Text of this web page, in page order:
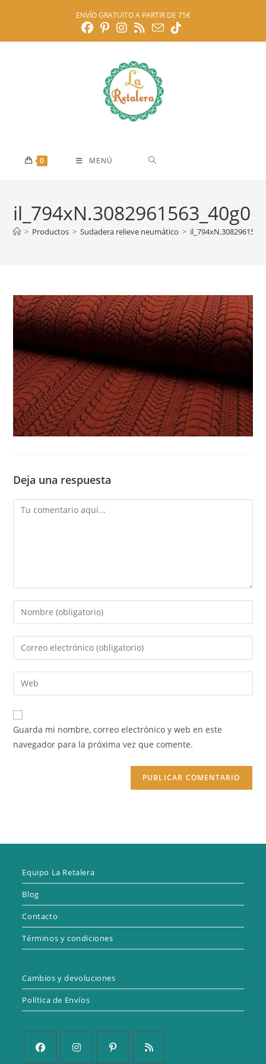
ENVÍO GRATUITO A PARTIR DE 75€
0 MENÚ
il_794xN.3082961563_40g0
> Productos > Sudadera relieve neumático >
Deja una respuesta
Comentario
Introduce
tu
nombre
de
usuario
para
comentar
Introduce
tu
dirección
de
electrónico
para
comentar
Introduce
la
URL
de
Guarda mi nombre, correo electrónico y web en este
navegador para la próxima vez que comente.
Equipo La Retalera
Blog
Contacto
Términos y condiciones
Cambios y devoluciones
Política de Envíos